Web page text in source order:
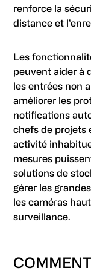
renforce la
distance et
Les
peuvent aider à
les entrées non
améliorer les
notifications
chefs de projets
activité
mesures
solutions de
gérer les
les caméras
surveillance.